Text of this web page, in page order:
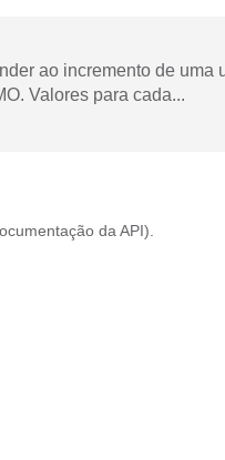
ao incremento de uma
Valores para cada...
da API ).